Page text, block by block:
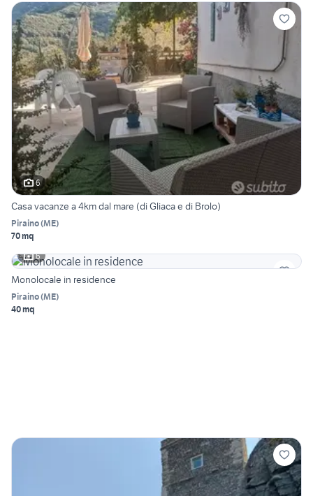
6
Casa vacanze a 4km dal mare (di Gliaca e di Brolo)
Piraino(ME)
70 mq
6
Monolocale in residence
Piraino(ME)
40 mq